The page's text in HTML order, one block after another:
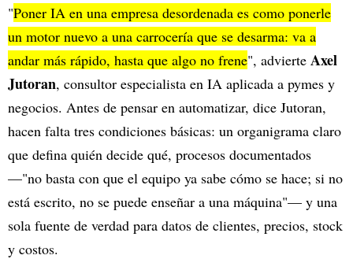
"Poner IA en una empresa desordenada es como ponerle
un motor nuevo a una carrocería que se desarma: va a
andar más rápido, hasta que algo no frene", advierte Axel
Jutoran, consultor especialista en IA aplicada a pymes y
negocios. Antes de pensar en automatizar, dice Jutoran,
hacen falta tres condiciones básicas: un organigrama claro
que defina quién decide qué, procesos documentados
—"no basta con que el equipo ya sabe cómo se hace; si no
está escrito, no se puede enseñar a una máquina"— y una
sola fuente de verdad para datos de clientes, precios, stock
y costos.